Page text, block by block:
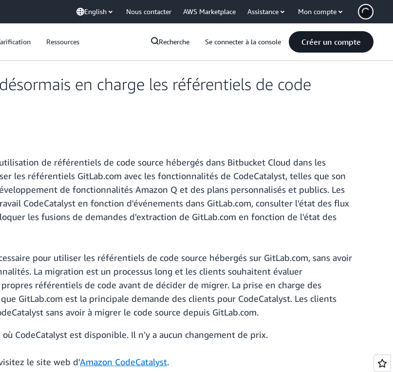
English Nous contacter AWS Marketplace Assistance Mon compte
Ressources Recherche Se connecter à la console Créer un compte
en charge les référentiels de code
de référentiels de code source hébergés dans Bitbucket Cloud dans les
les référentiels GitLab.com avec les fonctionnalités de CodeCatalyst, telles que son
de fonctionnalités Amazon Q et des plans personnalisés et publics. Les
CodeCatalyst en fonction d'événements dans GitLab.com, consulter l'état des flux
les fusions de demandes d'extraction de GitLab.com en fonction de l'état des
pour utiliser les référentiels de code source hébergés sur GitLab.com, sans avoir
La migration est un processus long et les clients souhaitent évaluer
référentiels de code avant de décider de migrer. La prise en charge des
GitLab.com est la principale demande des clients pour CodeCatalyst. Les clients
sans avoir à migrer le code source depuis GitLab.com.
CodeCatalyst est disponible. Il n'y a aucun changement de prix.
le site web d'Amazon CodeCatalyst.